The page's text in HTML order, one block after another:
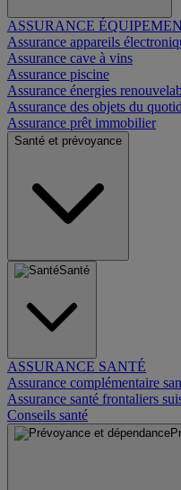
ASSURANCE
Assurance appareils
Assurance cave à vins
Assurance piscine
Assurance énergies
Assurance des objets du
Assurance prêt immobilier
Santé et prévoyance
Santé
ASSURANCE SANTÉ
Assurance complémentaire
Assurance santé frontaliers
Conseils santé